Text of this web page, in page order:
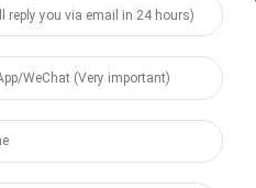
Consent
Cookie files help us to enhance
navigation, keep our website
By clicking "Accept", you agree to
these purposes. Click "Adjust" to
information, review our Cookies